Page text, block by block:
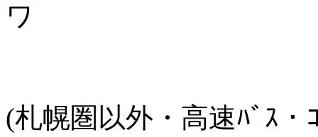
ワ
(札幌圏以外・高速ﾊﾞｽ・